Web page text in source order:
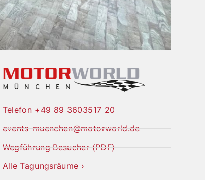
Telefon +49 89 3603517 20
events-muenchen@motorworld.de
Wegführung Besucher (PDF)
Alle Tagungsräume ›